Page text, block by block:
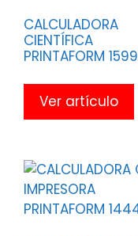
CALCULADORA
CIENTÍFICA
PRINTAFORM 1599
Ver artículo